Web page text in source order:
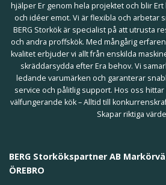
hjälper Er genom hela projektet och blir
och idéer emot. Vi är flexibla och arbetar
BERG Storkök är specialist på att utrusta
och andra proffskök. Med mångårig
kvalitet erbjuder vi allt från enskilda
skräddarsydda efter Era behov. Vi
ledande varumärken och garanterar
service och pålitlig support. Hos oss
välfungerande kök – Alltid till
Skapar riktiga
BERG Storkökspartner AB
ÖREBRO